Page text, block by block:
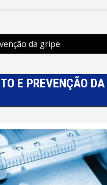
da gripe
E PREVENÇÃO DA